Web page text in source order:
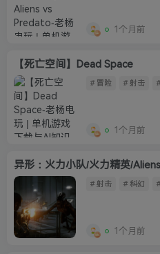
1个月前
【死亡空间】Dead Space
# 冒险 # 射击
1个月前
异形：火力小队/火力精英/
# 射击 # 科幻
1个月前